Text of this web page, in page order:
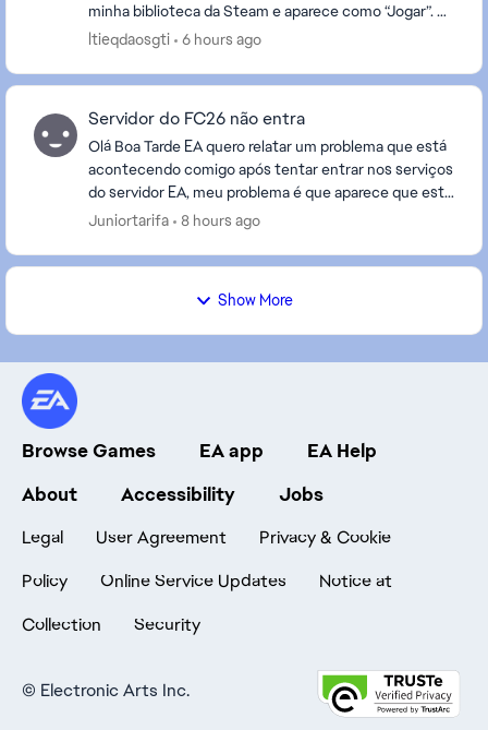
minha biblioteca da Steam e aparece como “Jogar”. A
Steam também está vinculada à minha Conta EA, e o
ltieqdaosgti 6 hours ago
Servidor do FC26 não entra
Olá Boa Tarde EA quero relatar um problema que está
acontecendo comigo após tentar entrar nos serviços
do servidor EA, meu problema é que aparece que está
conectando no servidor mas nunca conecta ten...
Juniortarifa 8 hours ago
Show More
Browse Games EA app
EA Help
About
Accessibility Jobs
Legal User Agreement
Privacy & Cookie
Policy
Online Service Updates
Notice at
Collection
Security
© Electronic Arts Inc.